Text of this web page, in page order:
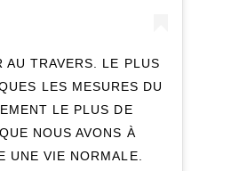
AU TRAVERS. LE PLUS
LES MESURES DU
LE PLUS DE
NOUS AVONS À
UNE VIE NORMALE.